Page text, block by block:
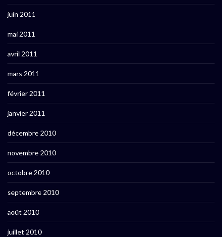
juin 2011
mai 2011
avril 2011
mars 2011
février 2011
janvier 2011
décembre 2010
novembre 2010
octobre 2010
septembre 2010
août 2010
juillet 2010